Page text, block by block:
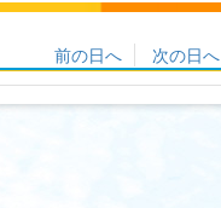
前の日へ 次の日へ